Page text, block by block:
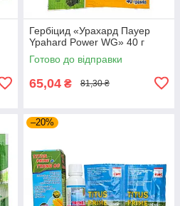
Гербіцид «Урахард Пауер
Ypahard Power WG» 40 г
Готово до відправки
65,04 ₴ 81,30 ₴
–20%